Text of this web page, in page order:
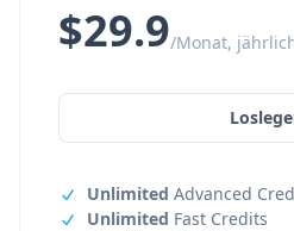
$29.9/Monat,
Unlimited Advanced
Unlimited Fast Credits